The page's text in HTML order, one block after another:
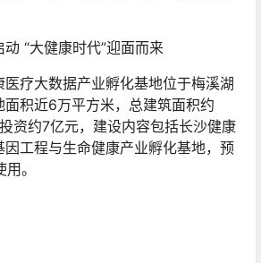
“大健康时代”迎面而来
医疗大数据产业孵化基地位于梅溪湖
面积近6万平方米，总建筑面积约
资约7亿元，建设内容包括长沙健康
因工程与生命健康产业孵化基地，预
。